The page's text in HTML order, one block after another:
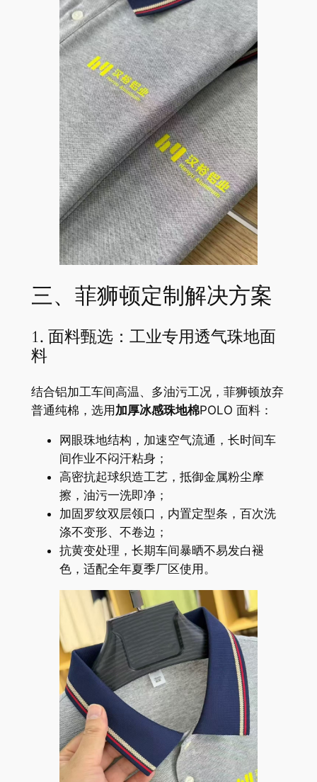
三、菲狮顿定制解决方案
1. 面料甄选：工业专用透气珠地面
料
结合铝加工车间高温、多油污工况，菲狮顿放弃
普通纯棉，选用加厚冰感珠地棉POLO 面料：
网眼珠地结构，加速空气流通，长时间车
间作业不闷汗粘身；
高密抗起球织造工艺，抵御金属粉尘摩
擦，油污一洗即净；
加固罗纹双层领口，内置定型条，百次洗
涤不变形、不卷边；
抗黄变处理，长期车间暴晒不易发白褪
色，适配全年夏季厂区使用。